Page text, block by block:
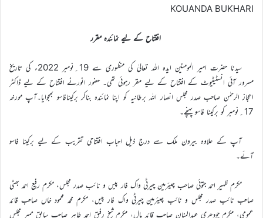
KOUANDA BUKHARI
افتتاح کے لیے نمائندہ مقرر
سیدنا حضرت امیر المومنین ایدہ اللہ تعالیٰ کی منظوری سے 19؍نومبر 2022ء کی تاریخ
مسرور آئی انسٹیٹیوٹ کے افتتاح کے لیے مقر رہوئی تھی۔ حضور انورنے افتتاح کے لیے ڈاکٹر
اعجاز الرحمٰن صاحب صدر مجلس انصار اللہ برطانیہ کو اپنا نمائندہ بناکر برکینافاسو بھجوایا۔آپ مورخہ
17؍نومبر کو برکینا فاسو پہنچے۔
آپ کے علاوہ بیرون ملک سے درج ذیل احباب افتتاحی تقریب کے لیے برکینا فاسو
آئے۔
مکرم ظہیر احمد جتوئی صاحب چیئرمین چیرٹی واک فار پیس و نائب صدر مجلس، مکرم رفیع احمد بھٹی
صاحب نائب صدر مجلس و نائب چیئرمین چیرٹی واک فار پیس، مکرم محمد محمود خاں صاحب قائد
عمومی، مکرم چودھری عبدالمنان صاحب قائد مال، مکرم شیخ رفیق احمد طاہر صاحب سابق ممبر مجلس